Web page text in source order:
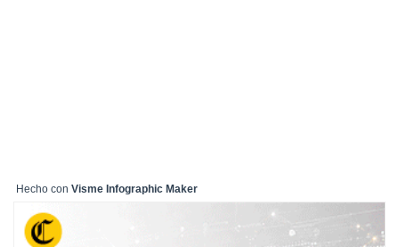
Hecho con Visme Infographic Maker